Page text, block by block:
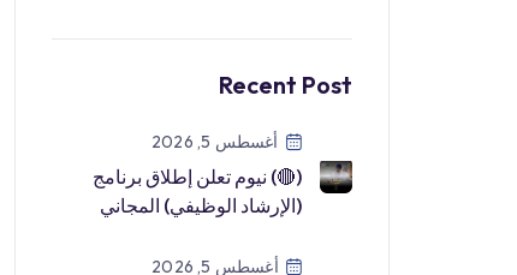
Recent Post
أغسطس 5, 2026
(🔴) نيوم تعلن إطلاق برنامج
(الإرشاد الوظيفي) المجاني
عمل:▪ […]
أغسطس 5, 2026